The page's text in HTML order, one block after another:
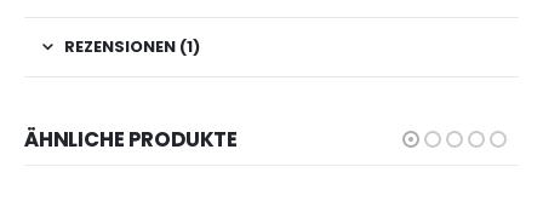
REZENSIONEN (1)
ÄHNLICHE PRODUKTE